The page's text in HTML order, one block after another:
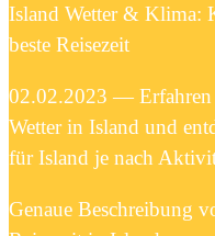
Island Wetter & Klima:
beste Reisezeit
02.02.2023 — Erfahren
Wetter in Island und
für Island je nach
Genaue Beschreibung